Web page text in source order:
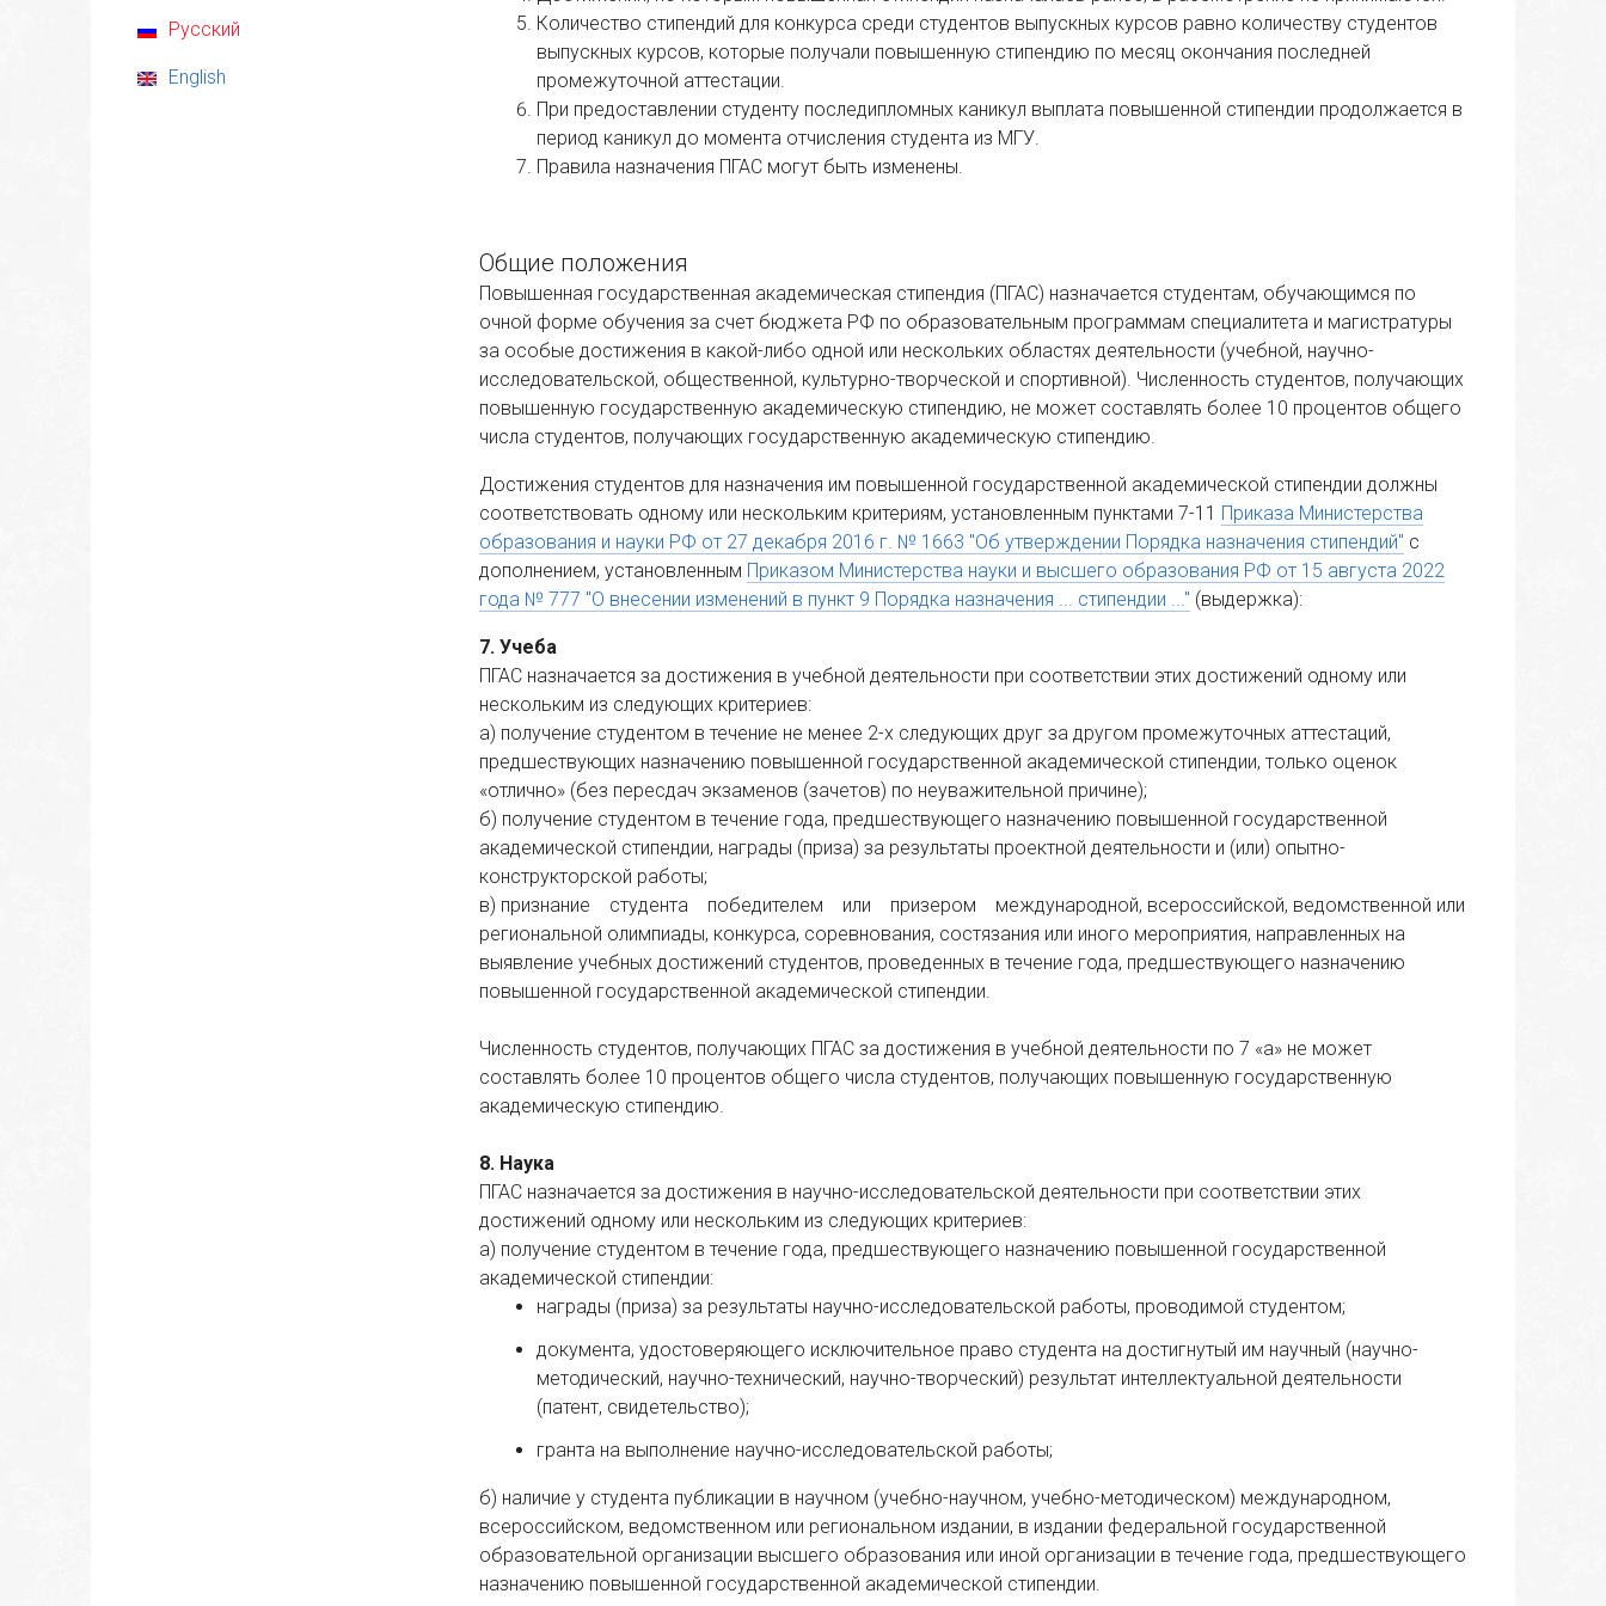
Русский
English
Количество стипендий для конкурса среди студентов выпускных курсов равно количеству студентов
выпускных курсов, которые получали повышенную стипендию по месяц окончания последней
промежуточной аттестации.
При предоставлении студенту последипломных каникул выплата повышенной стипендии продолжается в
период каникул до момента отчисления студента из МГУ.
Правила назначения ПГАС могут быть изменены.
Общие положения
Повышенная государственная академическая стипендия (ПГАС) назначается студентам, обучающимся по
очной форме обучения за счет бюджета РФ по образовательным программам специалитета и магистратуры
за особые достижения в какой-либо одной или нескольких областях деятельности (учебной, научно-
исследовательской, общественной, культурно-творческой и спортивной). Численность студентов, получающих
повышенную государственную академическую стипендию, не может составлять более 10 процентов общего
числа студентов, получающих государственную академическую стипендию.
Достижения студентов для назначения им повышенной государственной академической стипендии должны
соответствовать одному или нескольким критериям, установленным пунктами 7-11 Приказа Министерства
образования и науки РФ от 27 декабря 2016 г. № 1663 "Об утверждении Порядка назначения стипендий" с
дополнением, установленным Приказом Министерства науки и высшего образования РФ от 15 августа 2022
года № 777 "О внесении изменений в пункт 9 Порядка назначения ... стипендии ..." (выдержка):
7. Учеба
ПГАС назначается за достижения в учебной деятельности при соответствии этих достижений одному или
нескольким из следующих критериев:
а) получение студентом в течение не менее 2-х следующих друг за другом промежуточных аттестаций,
предшествующих назначению повышенной государственной академической стипендии, только оценок
«отлично» (без пересдач экзаменов (зачетов) по неуважительной причине);
б) получение студентом в течение года, предшествующего назначению повышенной государственной
академической стипендии, награды (приза) за результаты проектной деятельности и (или) опытно-
конструкторской работы;
в) признание студента победителем или призером международной, всероссийской, ведомственной или
региональной олимпиады, конкурса, соревнования, состязания или иного мероприятия, направленных на
выявление учебных достижений студентов, проведенных в течение года, предшествующего назначению
повышенной государственной академической стипендии.
Численность студентов, получающих ПГАС за достижения в учебной деятельности по 7 «а» не может
составлять более 10 процентов общего числа студентов, получающих повышенную государственную
академическую стипендию.
8. Наука
ПГАС назначается за достижения в научно-исследовательской деятельности при соответствии этих
достижений одному или нескольким из следующих критериев:
а) получение студентом в течение года, предшествующего назначению повышенной государственной
академической стипендии:
награды (приза) за результаты научно-исследовательской работы, проводимой студентом;
документа, удостоверяющего исключительное право студента на достигнутый им научный (научно-
методический, научно-технический, научно-творческий) результат интеллектуальной деятельности
(патент, свидетельство);
гранта на выполнение научно-исследовательской работы;
б) наличие у студента публикации в научном (учебно-научном, учебно-методическом) международном,
всероссийском, ведомственном или региональном издании, в издании федеральной государственной
образовательной организации высшего образования или иной организации в течение года, предшествующего
назначению повышенной государственной академической стипендии.